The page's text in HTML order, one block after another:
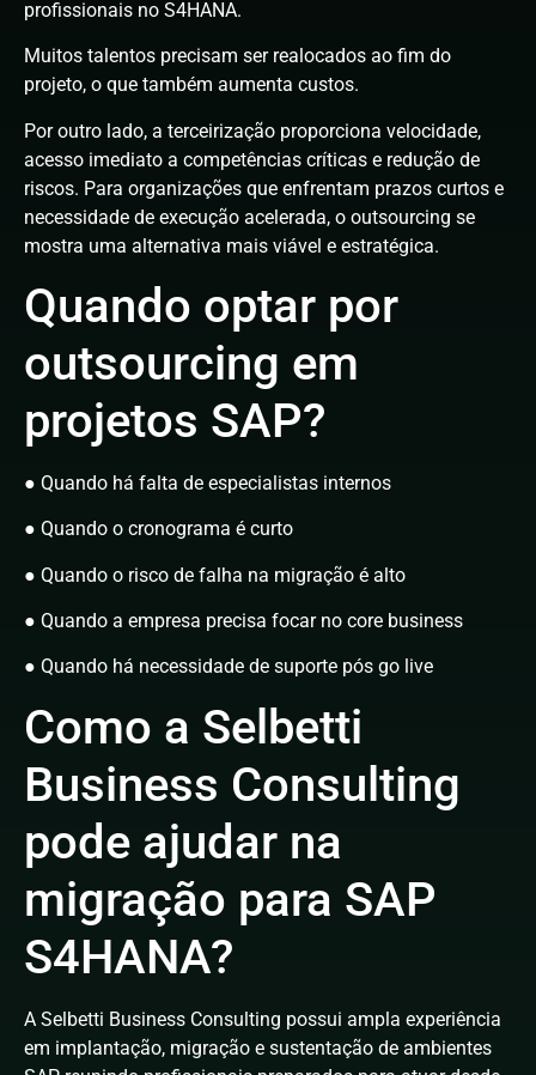
profissionais no S4HANA.
Muitos talentos precisam ser realocados ao fim do
projeto, o que também aumenta custos.
Por outro lado, a terceirização proporciona velocidade,
acesso imediato a competências críticas e redução de
riscos. Para organizações que enfrentam prazos curtos e
necessidade de execução acelerada, o outsourcing se
mostra uma alternativa mais viável e estratégica.
Quando optar por
outsourcing em
projetos SAP?
● Quando há falta de especialistas internos
● Quando o cronograma é curto
● Quando o risco de falha na migração é alto
● Quando a empresa precisa focar no core business
● Quando há necessidade de suporte pós go live
Como a Selbetti
Business Consulting
pode ajudar na
migração para SAP
S4HANA?
A Selbetti Business Consulting possui ampla experiência
em implantação, migração e sustentação de ambientes